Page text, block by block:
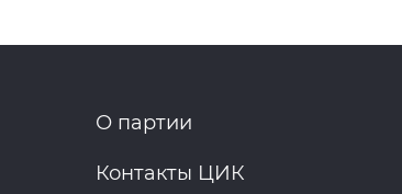
О партии
Контакты ЦИК